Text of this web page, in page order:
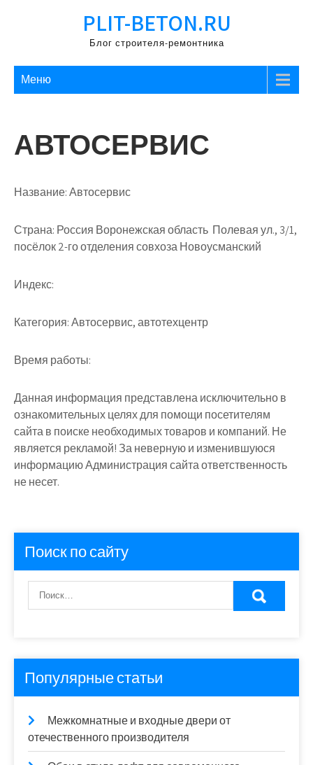
PLIT-BETON.RU
Блог строителя-ремонтника
Меню
АВТОСЕРВИС
Название:Автосервис
Страна: Россия Воронежская область Полевая ул., 3/1,
посёлок 2-го отделения совхоза Новоусманский
Индекс:
Категория:Автосервис, автотехцентр
Время работы:
Данная информация представлена исключительно в
ознакомительных целях для помощи посетителям
сайта в поиске необходимых товаров и компаний. Не
является рекламой! За неверную и изменившуюся
информацию Администрация сайта ответственность
не несет.
Поиск по сайту
Популярные статьи
Межкомнатные и входные двери от
отечественного производителя